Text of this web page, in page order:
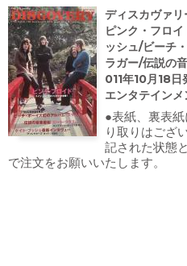
ディスカヴァ
ピンク・フロ
ッシュ/ビーチ
ラガー/伝説の
011年10月18日
エンタテインメ
●表紙、裏表
り取りはござ
記された状態
で注文をお願いいたします。